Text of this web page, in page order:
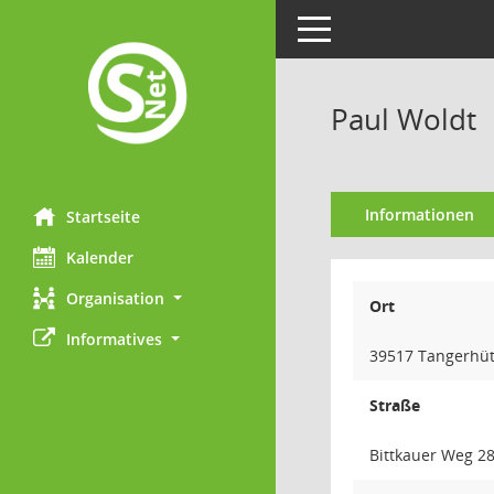
Startseite
Kalender
Organisation
Informatives
Toggle navigation
Paul Woldt
Informationen
Ort
39517
Straße
Bittkauer Weg 28